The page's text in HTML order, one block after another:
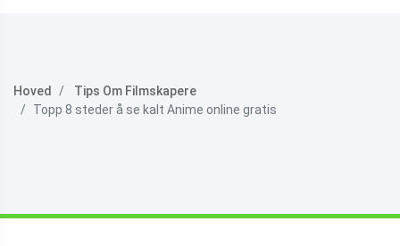
Hoved
Tips Om Filmskapere
Topp 8 steder å se kalt Anime online gratis